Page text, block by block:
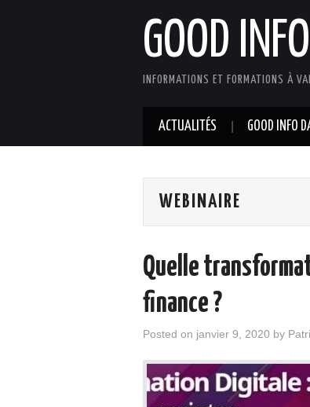
GOOD INFO
INFORMATIONS ET FORMATIONS À
ACTUALITÉS GOOD INFO
WEBINAIRE
Quelle
finance ?
Posted on janvier 9, 2020 by